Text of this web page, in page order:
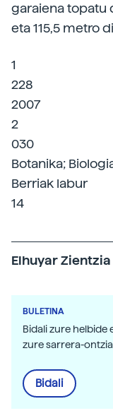
garaiena topatu
eta 115,5 metro
1
228
2007
2
030
Botanika;
Berriak labur
14
Elhuyar Zientzia
BULETINA
Bidali zure helbide
zure sarrera-
Bidali